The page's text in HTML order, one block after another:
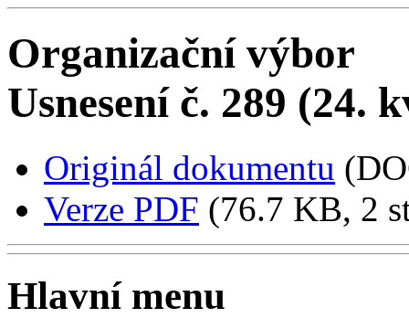
Organizační výbor
Usnesení č. 289 (24.
Originál dokumentu
Verze PDF (76.7 KB, 2
Hlavní menu